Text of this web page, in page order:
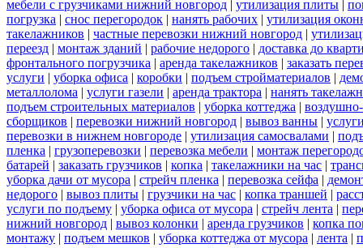
мебели с грузчиками нижний новгород | утилизация плиты |
погрузка | снос перегородок | нанять рабочих | утилизация
такелажников | частные перевозки нижний новгород |
переезд | монтаж зданий | рабочие недорого | доставка до
фронтального погрузчика | аренда такелажников | заказать
услуги | уборка офиса | коробки | подъем стройматериалов |
металлолома | услуги газели | аренда трактора | нанять
подъем строительных материалов | уборка коттеджа |
сборщиков | перевозки нижний новгород | вывоз ванны |
перевозки в нижнем новгороде | утилизация самосвалами |
пленка | грузоперевозки | перевозка мебели | монтаж
батарей | заказать грузчиков | копка | такелажники на час |
уборка дачи от мусора | стрейч пленка | перевозка сейфа |
недорого | вывоз плиты | грузчики на час | копка траншей |
услуги по подъему | уборка офиса от мусора | стрейч лента |
нижний новгород | вывоз колонки | аренда грузчиков | копка
монтажу | подъем мешков | уборка коттеджа от мусора | лента |